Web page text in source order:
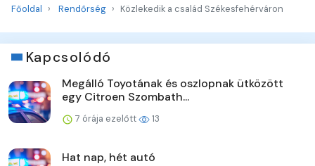
Főoldal Rendőrség Közlekedik a család Székesfehérváron
Kapcsolódó
Megálló Toyotának és oszlopnak ütközött
egy Citroen Szombath...
7 órája ezelőtt 13
Hat nap, hét autó